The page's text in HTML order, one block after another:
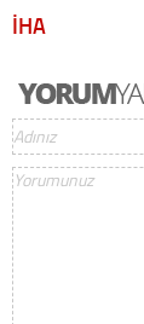
İHA